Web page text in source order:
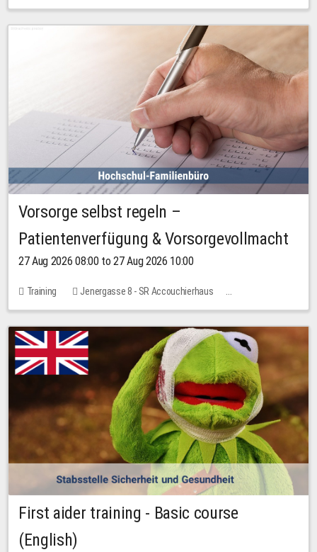
11 places
Vorsorge selbst regeln –
Patientenverfügung & Vorsorgevollmacht
27 Aug 2026 08:00 to 27 Aug 2026 10:00
Training
Jenergasse 8 - SR Accouchierhaus
No free places
First aider training - Basic course
(English)